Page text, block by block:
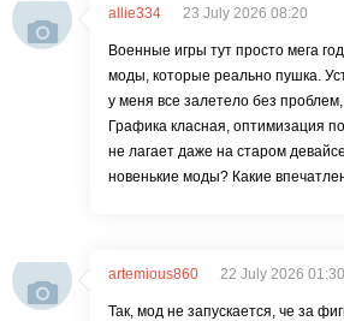
allie334 23 July 2026 08:20
Военные игры тут просто мега
моды, которые реально пушка.
у меня все залетело без проблем,
Графика класная, оптимизация
не лагает даже на старом
новенькие моды? Какие
artemious860 22 July 2026 01:30
Так, мод не запускается, че за